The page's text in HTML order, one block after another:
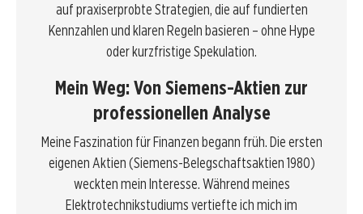
auf praxiserprobte Strategien, die auf fundierten
Kennzahlen und klaren Regeln basieren – ohne Hype
oder kurzfristige Spekulation.
Mein Weg: Von Siemens-Aktien zur
professionellen Analyse
Meine Faszination für Finanzen begann früh. Die ersten
eigenen Aktien (Siemens-Belegschaftsaktien 1980)
weckten mein Interesse. Während meines
Elektrotechnikstudiums vertiefte ich mich im